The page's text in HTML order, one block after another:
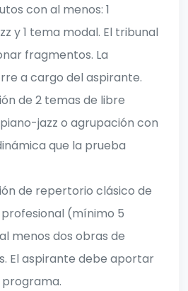
con al menos: 1
y 1 tema modal. El tribunal
fragmentos. La
a cargo del aspirante.
de 2 temas de libre
jazz o agrupación con
que la prueba
de repertorio clásico de
(mínimo 5
menos dos obras de
El aspirante debe aportar